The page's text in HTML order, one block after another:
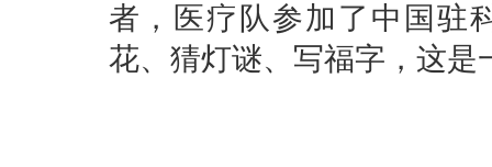
者，医疗队参加了中国驻
花、猜灯谜、写福字，这是